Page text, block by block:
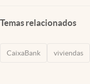
Temas relacionados
CaixaBank viviendas